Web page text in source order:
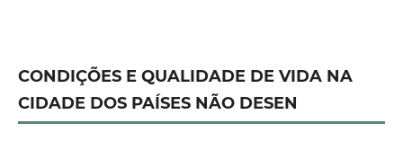
CONDIÇÕES E QUALIDADE DE VIDA NA
CIDADE DOS PAÍSES NÃO DESEN